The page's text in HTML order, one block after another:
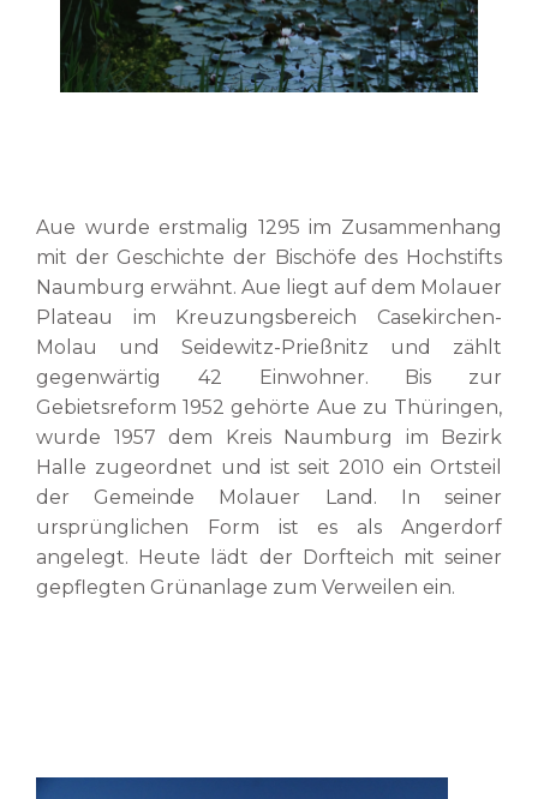
Aue wurde erstmalig 1295 im Zusammenhang
mit der Geschichte der Bischöfe des Hochstifts
Naumburg erwähnt. Aue liegt auf dem Molauer
Plateau im Kreuzungsbereich Casekirchen-
Molau und Seidewitz-Prießnitz und zählt
gegenwärtig 42 Einwohner. Bis zur
Gebietsreform 1952 gehörte Aue zu Thüringen,
wurde 1957 dem Kreis Naumburg im Bezirk
Halle zugeordnet und ist seit 2010 ein Ortsteil
der Gemeinde Molauer Land. In seiner
ursprünglichen Form ist es als Angerdorf
angelegt. Heute lädt der Dorfteich mit seiner
gepflegten Grünanlage zum Verweilen ein.